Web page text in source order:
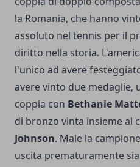
la Romania, che hanno
assoluto nel tennis per il
diritto nella storia.
l'unico ad avere
avere vinto due medaglie,
coppia con Bethanie
di bronzo vinta insieme al
Johnson. Male la
uscita prematuramente